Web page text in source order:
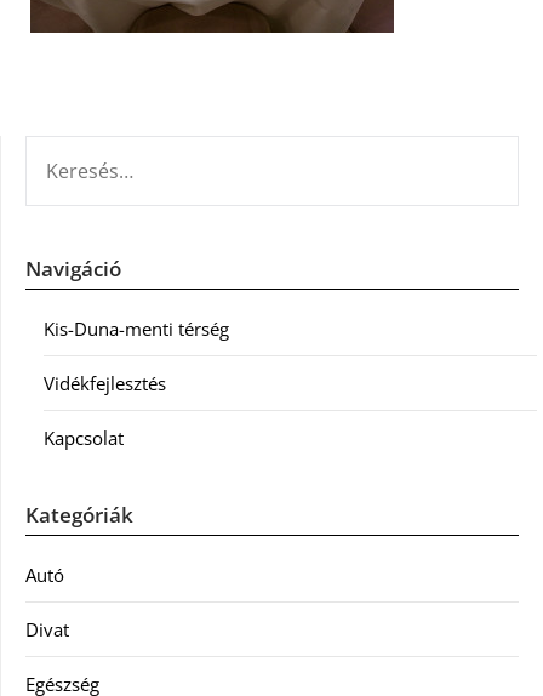
Navigáció
Kis-Duna-menti térség
Vidékfejlesztés
Kapcsolat
Kategóriák
Autó
Divat
Egészség